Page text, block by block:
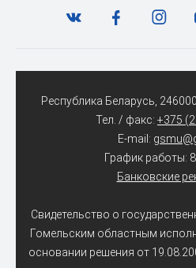
Республика Беларусь,
Тел. / факс: +375
E-mail:
График работы:
Банковские
Свидетельство о
Гомельским областным
основании решения от